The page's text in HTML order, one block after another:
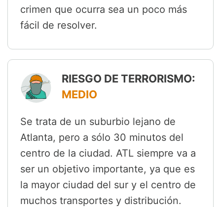
crimen que ocurra sea un poco más
fácil de resolver.
RIESGO DE TERRORISMO:
MEDIO
Se trata de un suburbio lejano de
Atlanta, pero a sólo 30 minutos del
centro de la ciudad. ATL siempre va a
ser un objetivo importante, ya que es
la mayor ciudad del sur y el centro de
muchos transportes y distribución.